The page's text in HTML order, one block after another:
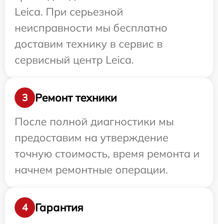
Leica. При серьезной
неисправности мы бесплатно
доставим технику в сервис в
сервисный центр Leica.
3
Ремонт техники
После полной диагностики мы
предоставим на утверждение
точную стоимость, время ремонта и
начнем ремонтные операции.
4
Гарантия